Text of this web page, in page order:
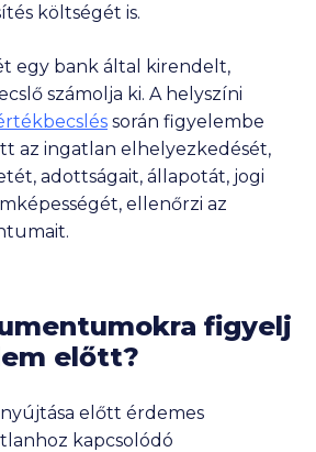
költségét is.
egy bank által kirendelt,
számolja ki. A helyszíni
során figyelembe
az ingatlan elhelyezkedését,
adottságait, állapotát, jogi
ellenőrzi az
figyelj
előtt?
előtt érdemes
kapcsolódó